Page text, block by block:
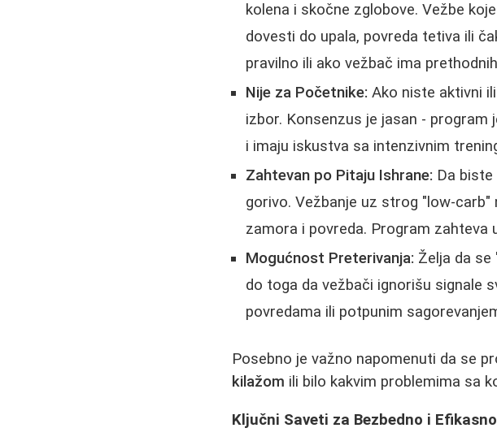
kolena i skočne zglobove. Vežbe
dovesti do upala, povreda tetiva ili
pravilno ili ako vežbač ima
Nije za Početnike: Ako niste aktivni
izbor. Konsenzus je jasan -
i imaju iskustva sa intenzivnim
Zahtevan po Pitaju Ishrane: Da
gorivo. Vežbanje uz strog "low-
zamora i povreda. Program zahteva
Mogućnost Preterivanja: Želja da
do toga da vežbači ignorišu signale
povredama ili potpunim
Posebno je važno napomenuti da se
kilažom ili bilo kakvim problemima sa
Ključni Saveti za Bezbedno i